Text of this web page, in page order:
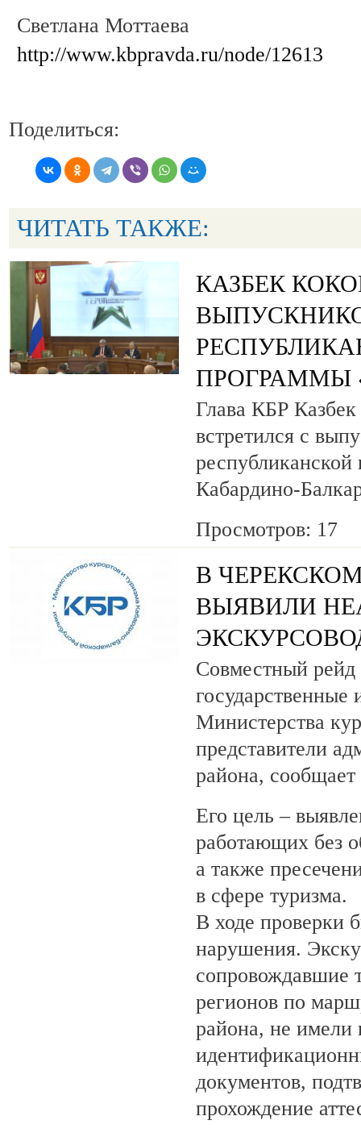
Светлана Моттаева
http://www.kbpravda.ru/node/12613
Поделиться:
ЧИТАТЬ ТАКЖЕ:
КАЗБЕК
ПРОГРАММЫ
Глава КБР Казбек
встретился с
Кабардино-
Просмотров: 17
В
ВЫЯВИЛИ
Совместный рейд
государственные
Министерства
представители
района,
Его цель –
работающих без
а также
в сфере туризма.
В ходе проверки
нарушения.
сопровождавшие
регионов по
района, не имели
документов,
прохождение